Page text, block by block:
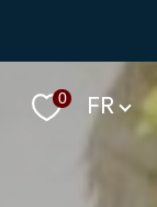
0 Langue
FR